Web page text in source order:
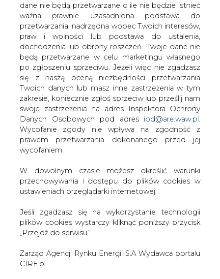
dane nie będą przetwarzane o ile nie będzie istnieć
ważna prawnie uzasadniona podstawa do
przetwarzania, nadrzędna wobec Twoich interesów,
praw i wolności lub podstawa do ustalenia,
dochodzenia lub obrony roszczeń. Twoje dane nie
będą przetwarzane w celu marketingu własnego
po zgłoszeniu sprzeciwu. Jeżeli więc nie zgadzasz
się z naszą oceną niezbędności przetwarzania
Twoich danych lub masz inne zastrzeżenia w tym
zakresie, koniecznie zgłoś sprzeciw lub prześlij nam
swoje zastrzeżenia na adres Inspektora Ochrony
Danych Osobowych pod adres iod@are.waw.pl.
Wycofanie zgody nie wpływa na zgodność z
prawem przetwarzania dokonanego przed jej
wycofaniem.
W dowolnym czasie możesz określić warunki
przechowywania i dostępu do plików cookies w
ustawieniach przeglądarki internetowej.
Jeśli zgadzasz się na wykorzystanie technologii
plików cookies wystarczy kliknąć poniższy przycisk
„Przejdź do serwisu”.
Zarząd Agencji Rynku Energii S.A Wydawca portalu
CIRE.pl
Jak poinformowała gazeta, nikt nie był zainteresowany
kupnem spółki DEPA, a przejęciem operatora
gazociągów DESFA był zainteresowany tylko jeden
podmiot – azerbejdżański państwowy koncern naftowo-
gazowy SOCAR.
DGP przypomniał, że termin składania ofert wyznaczony
przez rządową agencję prywatyzacyjną – Hellenic
Republic Asset Development Fund minął w poniedziałek
w południe.
Porażka tej prywatyzacji oznacza, że Grecji nie uda się
zrealizować celów przyjmowanych w ramach
dotychczasowego programu prywatyzacyjnym - napisała
gazeta. Jak bowiem zauważył DGP, zakładały one, że
uzyskać 50 mld euro.
Obecnie rząd zredukował te plany do 11,1 mld euro które
do końca obecnej dekady i 50 mld w nieokreślonej
przyszłości - poinformował DGP.
Gazpromu Aleksander Miedwiediew napisał:
„Szczegółowo rozważyliśmy możliwe zyski oraz ryzyko